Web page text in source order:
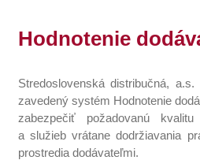
Hodnotenie
Stredoslovenská distribučná,
zavedený systém Hodnotenie
zabezpečiť požadovanú
a služieb vrátane dodržiavania
prostredia dodávateľmi.